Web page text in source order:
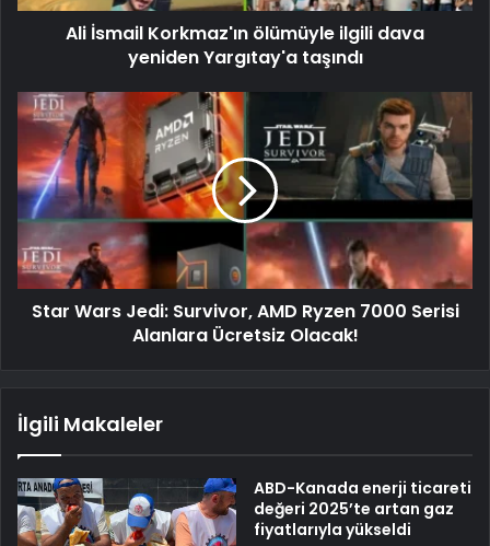
Ali İsmail Korkmaz'ın ölümüyle ilgili dava
yeniden Yargıtay'a taşındı
Star Wars Jedi: Survivor, AMD Ryzen 7000 Serisi
Alanlara Ücretsiz Olacak!
İlgili Makaleler
ABD-Kanada enerji ticareti
değeri 2025’te artan gaz
fiyatlarıyla yükseldi